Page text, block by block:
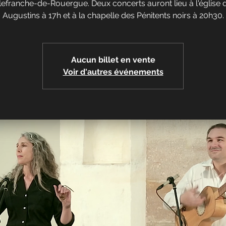
de-Rouergue. Deux concerts auront lieu à l'église
Augustins à 17h et à la chapelle des Pénitents noirs à 20h30.
Aucun billet en vente
Voir d'autres événements